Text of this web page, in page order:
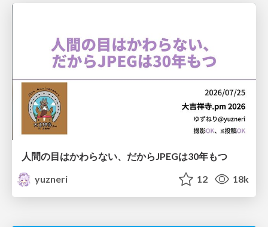
人間の目はかわらない、だからJPEGは30年もつ
yuzneri
12 18k